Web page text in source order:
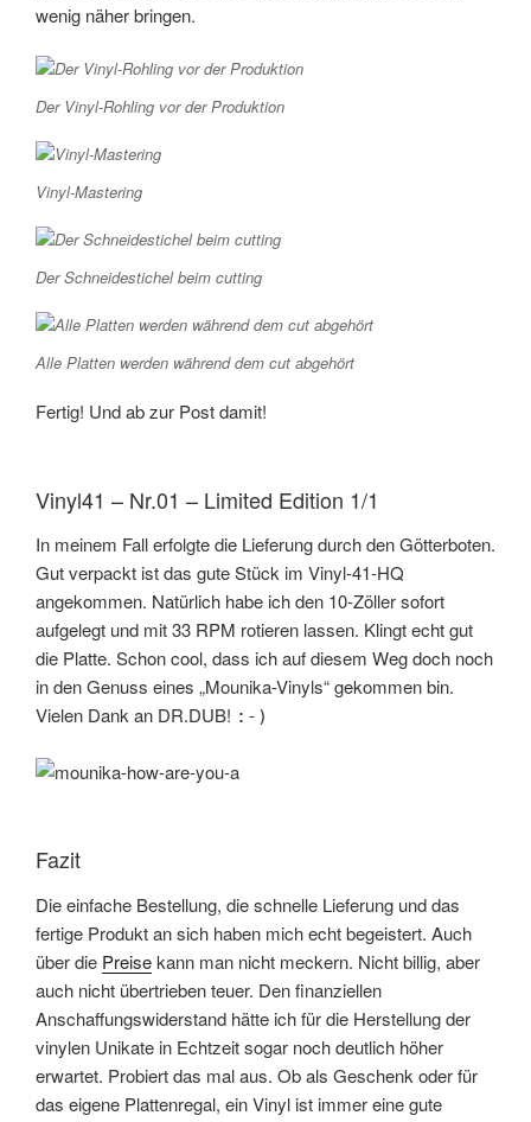
wenig näher bringen.
Der Vinyl-Rohling vor der Produktion
Vinyl-Mastering
Der Schneidestichel beim cutting
Alle Platten werden während dem cut abgehört
Fertig! Und ab zur Post damit!
Vinyl41 – Nr.01 – Limited Edition 1/1
In meinem Fall erfolgte die Lieferung durch den Götterboten.
Gut verpackt ist das gute Stück im Vinyl-41-HQ
angekommen. Natürlich habe ich den 10-Zöller sofort
aufgelegt und mit 33 RPM rotieren lassen. Klingt echt gut
die Platte. Schon cool, dass ich auf diesem Weg doch noch
in den Genuss eines „Mounika-Vinyls“ gekommen bin.
Vielen Dank an DR.DUB! :-)
Fazit
Die einfache Bestellung, die schnelle Lieferung und das
fertige Produkt an sich haben mich echt begeistert. Auch
über die Preisekann man nicht meckern. Nicht billig, aber
auch nicht übertrieben teuer. Den finanziellen
Anschaffungswiderstand hätte ich für die Herstellung der
vinylen Unikate in Echtzeit sogar noch deutlich höher
erwartet. Probiert das mal aus. Ob als Geschenk oder für
das eigene Plattenregal, ein Vinyl ist immer eine gute